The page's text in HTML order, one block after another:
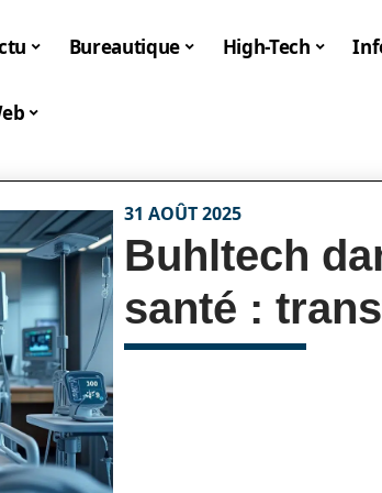
Bureautique High-Tech
31 AOÛT 2025
Buhltech
santé :